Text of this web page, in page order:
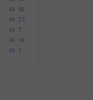
19
27
7
14
7